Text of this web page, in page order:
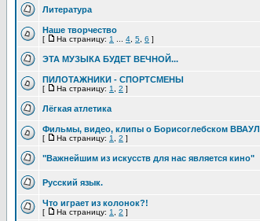
Литература
Наше творчество
[ На страницу: 1 4 5 6 ]
ЭТА МУЗЫКА БУДЕТ ВЕЧНОЙ...
ПИЛОТАЖНИКИ - СПОРТСМЕНЫ
[ На страницу: 1 2 ]
Лёгкая атлетика
Фильмы, видео, клипы о Борисоглебском ВВАУЛ
[ На страницу: 1 2 ]
"Важнейшим из искусств для нас является кино"
Русский язык.
Что играет из колонок?!
[ На страницу: 1 2 ]